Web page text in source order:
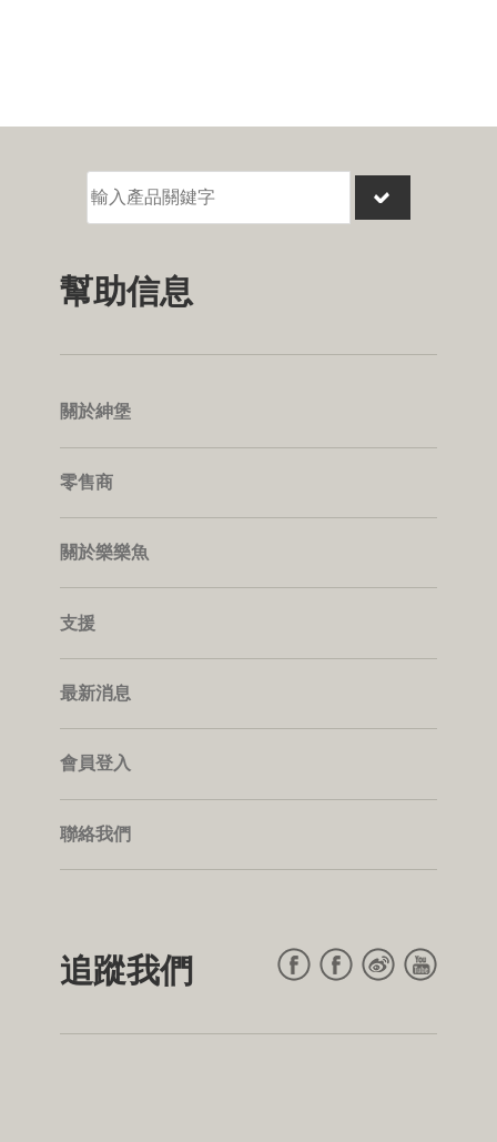
幫助信息
關於紳堡
零售商
關於樂樂魚
支援
最新消息
會員登入
聯絡我們
追蹤我們